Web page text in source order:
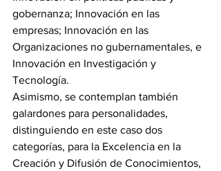
gobernanza; Innovación en las
empresas; Innovación en las
Organizaciones no gubernamentales, e
Innovación en Investigación y
Tecnología.
Asimismo, se contemplan también
galardones para personalidades,
distinguiendo en este caso dos
categorías, para la Excelencia en la
Creación y Difusión de Conocimientos,